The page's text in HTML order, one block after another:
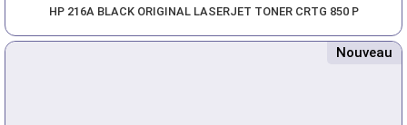
HP 216A BLACK ORIGINAL LASERJET TONER CRTG 850 P
Nouveau